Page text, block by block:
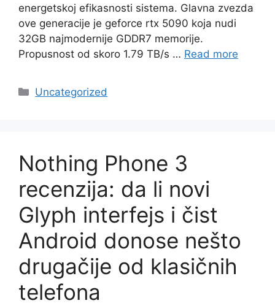
energetskoj efikasnosti sistema. Glavna zvezda
ove generacije je geforce rtx 5090 koja nudi
32GB najmodernije GDDR7 memorije.
Propusnost od skoro 1.79 TB/s … Read more
Categories
Uncategorized
Nothing Phone 3
recenzija: da li novi
Glyph interfejs i čist
Android donose nešto
drugačije od klasičnih
telefona